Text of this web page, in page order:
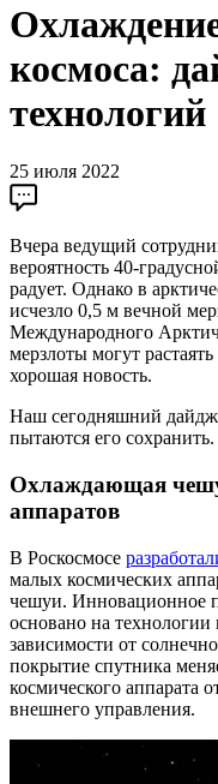
космоса:
технологий
25 июля 2022
Вчера ведущий
вероятность 40-
радует. Однако в
исчезло 0,5 м вечной
Международного
мерзлоты могут
хорошая новость.
Наш сегодняшний
пытаются его сохранить.
Охлаждающая
аппаратов
В Роскосмосе
малых космических
чешуи. Инновационное
основано на
зависимости от
покрытие спутника
космического аппарата
внешнего управления.